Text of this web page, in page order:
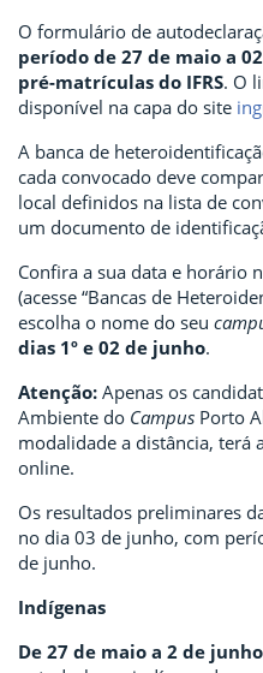
O formulário de
período de 27 de maio a
pré-matrículas do IFRS. O
disponível na capa do site
A banca de
cada convocado deve
local definidos na lista de
um documento de
Confira a sua data e horário
(acesse “Bancas de
escolha o nome do seu
dias 1º e 02 de junho.
Atenção: Apenas os
Ambiente do Campus Porto
modalidade a distância, terá
online.
Os resultados preliminares
no dia 03 de junho, com
de junho.
Indígenas
De 27 de maio a 2 de